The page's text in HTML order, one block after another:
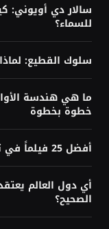
سالار دي أويوني:
للسماء؟
سلوك القطيع:
خطوة بخطوة
أفضل 25 فيلماً في تاريخ IMDb حسب تقييم الجمهور 2026
أي دول العالم
الصحيح؟